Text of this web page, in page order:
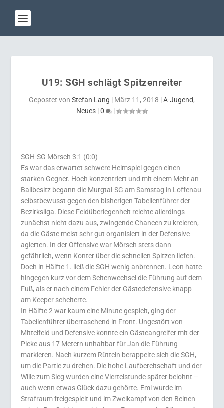
U19: SGH schlägt Spitzenreiter
Gepostet von Stefan Lang | März 11, 2018 |A-Jugend,
Neues |0 |
SGH-SG Mörsch 3:1 (0:0)
Es war das erwartet schwere Heimspiel gegen einen
starken Gegner. Hoch konzentriert und mit einem Mehr an
Ballbesitz begann die Murgtal-SG am Samstag in Loffenau
selbstbewusst gegen den bisherigen Tabellenführer der
Bezirksliga. Diese Feldüberlegenheit reichte allerdings
zunächst nicht dazu aus, zwingende Chancen zu kreieren,
da die Gäste meist sehr gut organisiert in der Defensive
agierten. In der Offensive war Mörsch stets dann
gefährlich, wenn Konter über die schnellen Spitzen liefen.
Doch in Hälfte 1. ließ die SGH wenig anbrennen. Leon hatte
hingegen kurz vor dem Seitenwechsel die Führung auf dem
Fuß, als er nach einem Fehler der Gästedefensive knapp
am Keeper scheiterte.
In Hälfte 2 war kaum eine Minute gespielt, ging der
Tabellenführer überraschend in Front. Ungestört von
Mittelfeld und Defensive konnte ein Gästeangreifer mit der
Picke aus 17 Metern unhaltbar für Jan die Führung
markieren. Nach kurzem Rütteln berappelte sich die SGH,
um die Partie zu drehen. Die hohe Laufbereitschaft und der
Wille zum Sieg wurden eine Viertelstunde später belohnt –
auch wenn etwas Glück dazu gehörte. Emi wurde im
Strafraum freigespielt und im Zweikampf von den Beinen